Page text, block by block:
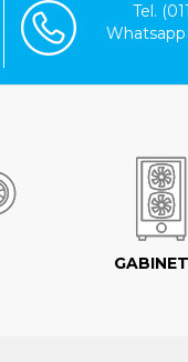
Tel.
Whatsapp